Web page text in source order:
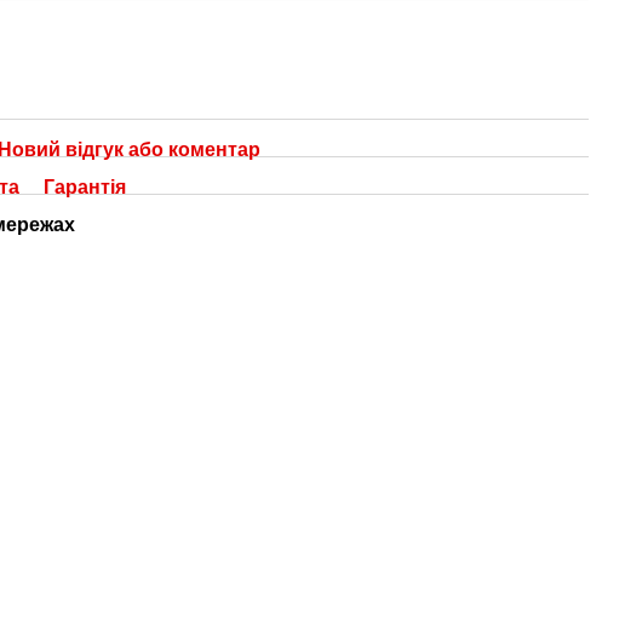
Новий відгук або коментар
Гарантія